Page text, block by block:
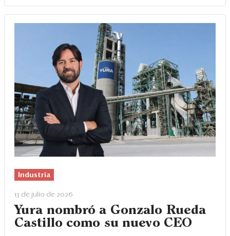
Industria
13 de julio de 2026
Yura nombró a Gonzalo Rueda
Castillo como su nuevo CEO